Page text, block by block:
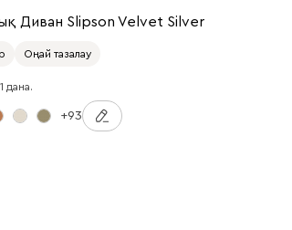
Диван Slipson Velvet Silver
Оңай тазалау
дана.
+93